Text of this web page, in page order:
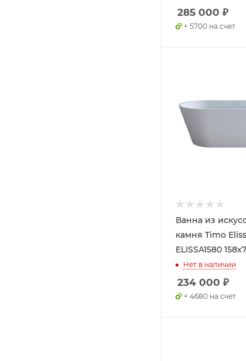
285 000 ₽
+ 5700 на счет
Ванна из
камня Timo
ELISSA1580
Нет в наличии
234 000 ₽
+ 4680 на счет